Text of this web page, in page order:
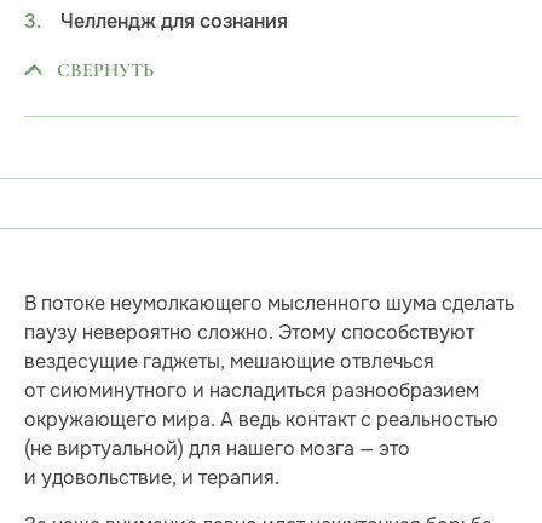
Челлендж для сознания
СВЕРНУТЬ
В потоке неумолкающего мысленного шума сделать
паузу невероятно сложно. Этому способствуют
вездесущие гаджеты, мешающие отвлечься
от сиюминутного и насладиться разнообразием
окружающего мира. А ведь контакт с реальностью
(не виртуальной) для нашего мозга — это
и удовольствие, и терапия.